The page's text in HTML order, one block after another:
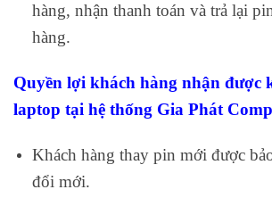
hàng, nhận thanh toán và trả lại
hàng.
Quyền lợi khách hàng nhận được
laptop tại hệ thống Gia Phát
Khách hàng thay pin mới được
đổi mới.